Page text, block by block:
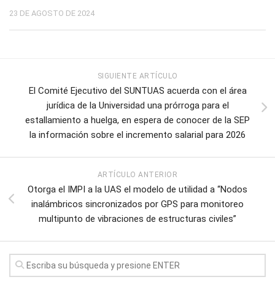
23 DE AGOSTO DE 2024
SIGUIENTE ARTÍCULO
El Comité Ejecutivo del SUNTUAS acuerda con el área
jurídica de la Universidad una prórroga para el
estallamiento a huelga, en espera de conocer de la SEP
la información sobre el incremento salarial para 2026
ARTÍCULO ANTERIOR
Otorga el IMPI a la UAS el modelo de utilidad a “Nodos
inalámbricos sincronizados por GPS para monitoreo
multipunto de vibraciones de estructuras civiles”